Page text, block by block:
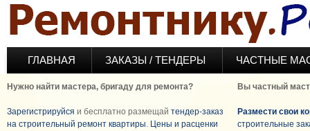
Перейти к основному содержанию
ГЛАВНАЯ ЗАКАЗЫ / ТЕНДЕРЫ ЧАСТНЫЕ
Нужно найти мастера, бригаду для ремонта?
Зарегистрируйся и бесплатно размещай тендер-заказ
на строительный ремонт квартиры. Цены и расценки
Вы частный
Размести свои
строительные